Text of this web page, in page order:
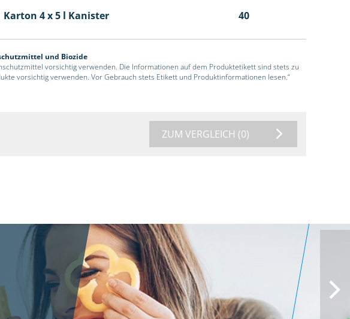
Karton 4 x 5 l Kanister 40
und Biozide
vorsichtig verwenden. Die Informationen auf dem Produktetikett sind stets zu
vorsichtig verwenden. Vor Gebrauch stets Etikett und Produktinformationen lesen.“
ZUM VERGLEICH (0)